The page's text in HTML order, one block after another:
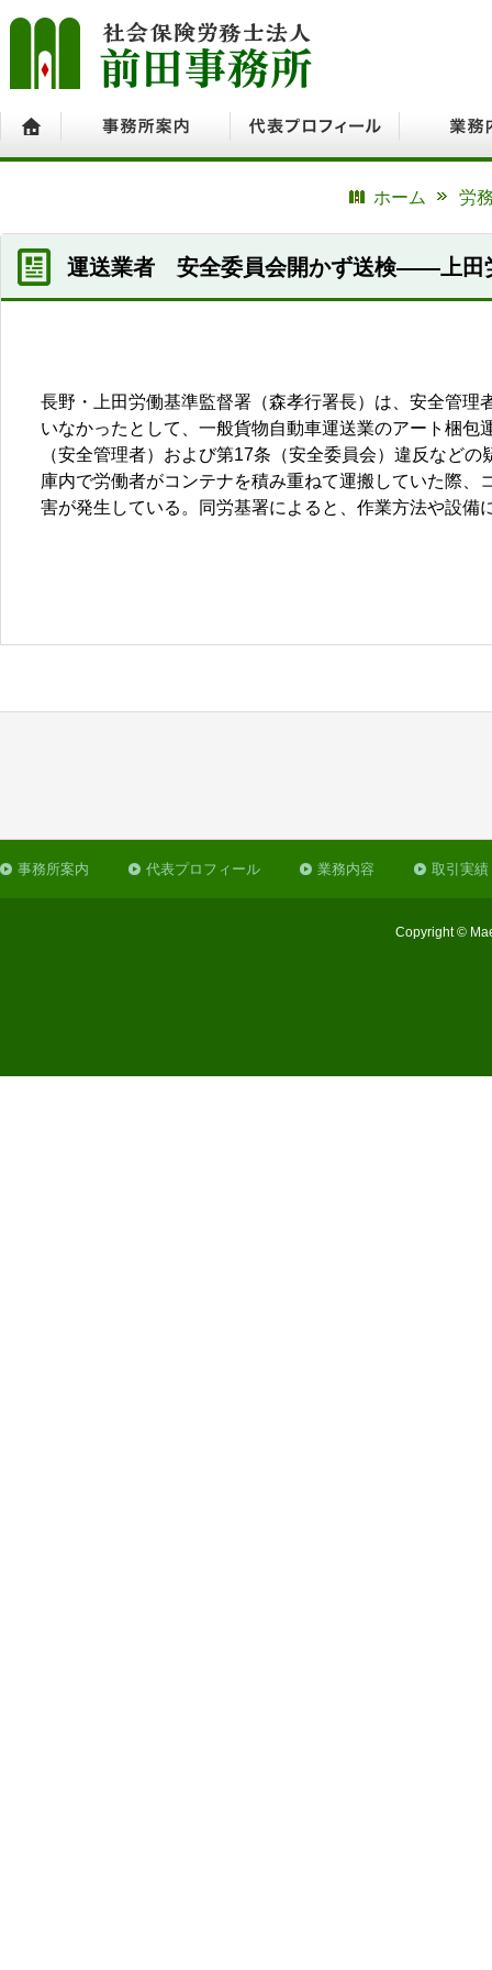
ホーム
労
運送業者 安全委員会開かず送検――上田
長野・上田労働基準監督署（森孝行署長）は、安全管
いなかったとして、一般貨物自動車運送業のアート梱
（安全管理者）および第17条（安全委員会）違反など
庫内で労働者がコンテナを積み重ねて運搬していた際
害が発生している。同労基署によると、作業方法や設備
事務所案内 代表プロフィール 業務内容 取引実績
Copyright ©